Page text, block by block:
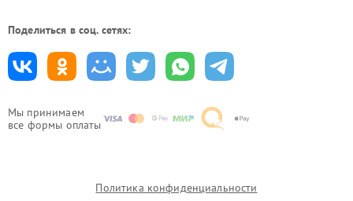
Мы принимаем
все формы оплаты
Поделиться в соц. сетях:
Политика конфиденциальности